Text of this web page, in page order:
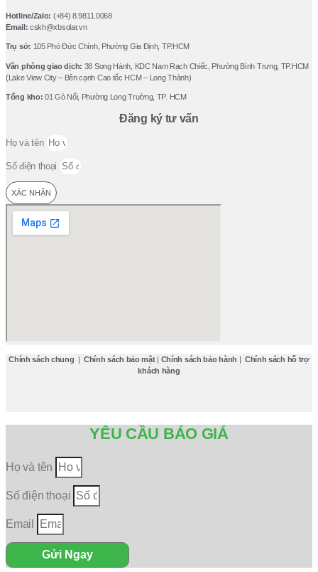
Hotline/Zalo: (+84) 8.9811.0068
Email: cskh@xbsolar.vn
Trụ sở: 105 Phó Ðức Chính, Phường Gia Ðịnh, TP.HCM
Văn phòng giao dịch: 38 Song Hành, KDC Nam Rạch Chiếc, Phường Bình Trưng, TP.HCM
(Lake View City – Bên cạnh Cao tốc HCM – Long Thành)
Tổng kho: 01 Gò Nổi, Phường Long Trường, TP. HCM
Đăng ký tư vấn
Họ và tên
Số điện thoại
XÁC NHẬN
Chính sách chung | Chính sách bảo mật| Chính sách bảo hành | Chính sách hỗ trợ
khách hàng
YÊU CẦU BÁO GIÁ
Họ và tên
Số điện thoại
Email
Gửi Ngay